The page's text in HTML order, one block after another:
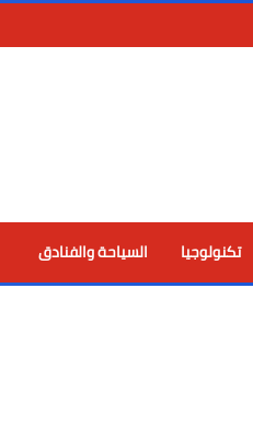
تكنولوجيا السياحة والفنادق